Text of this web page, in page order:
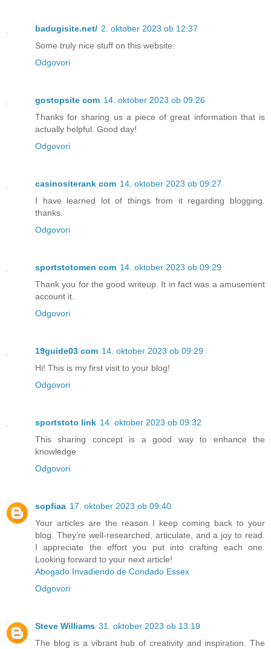
badugisite.net/ 2. oktober 2023 ob 12:37
Some truly nice stuff on this website.
Odgovori
gostopsite com 14. oktober 2023 ob 09:26
Thanks for sharing us a piece of great information that is
actually helpful. Good day!
Odgovori
casinositerank com 14. oktober 2023 ob 09:27
I have learned lot of things from it regarding blogging.
thanks.
Odgovori
sportstotomen com 14. oktober 2023 ob 09:29
Thank you for the good writeup. It in fact was a amusement
account it.
Odgovori
19guide03 com 14. oktober 2023 ob 09:29
Hi! This is my first visit to your blog!
Odgovori
sportstoto link 14. oktober 2023 ob 09:32
This sharing concept is a good way to enhance the
knowledge.
Odgovori
sopfiaa 17. oktober 2023 ob 09:40
Your articles are the reason I keep coming back to your
blog. They're well-researched, articulate, and a joy to read.
I appreciate the effort you put into crafting each one.
Looking forward to your next article!
Abogado Invadiendo de Condado Essex
Odgovori
Steve Williams 31. oktober 2023 ob 13:19
The blog is a vibrant hub of creativity and inspiration. The